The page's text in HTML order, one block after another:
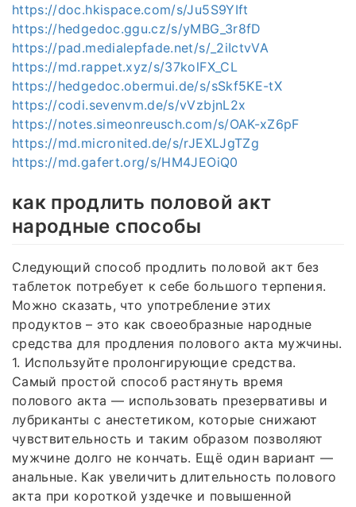
https://doc.hkispace.com/s/Ju5S9YIft
https://hedgedoc.ggu.cz/s/yMBG_3r8fD
https://pad.medialepfade.net/s/_2iIctvVA
https://md.rappet.xyz/s/37kolFX_CL
https://hedgedoc.obermui.de/s/sSkf5KE-tX
https://codi.sevenvm.de/s/vVzbjnL2x
https://notes.simeonreusch.com/s/OAK-xZ6pF
https://md.micronited.de/s/rJEXLJgTZg
https://md.gafert.org/s/HM4JEOiQ0
как продлить половой акт
народные способы
Следующий способ продлить половой акт без
таблеток потребует к себе большого терпения.
Можно сказать, что употребление этих
продуктов – это как своеобразные народные
средства для продления полового акта мужчины.
1. Используйте пролонгирующие средства.
Самый простой способ растянуть время
полового акта — использовать презервативы и
лубриканты с анестетиком, которые снижают
чувствительность и таким образом позволяют
мужчине долго не кончать. Ещё один вариант —
анальные. Как увеличить длительность полового
акта при короткой уздечке и повышенной